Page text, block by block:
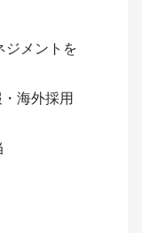
ジメントを
海外採用